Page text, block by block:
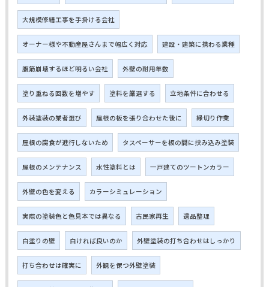
大規模修繕工事を手掛ける会社
オーナー様や不動産屋さんまで幅広く対応 建設・建築に携わる業種
腹筋崩壊するほど明るい会社 外壁の耐用年数
塗り重ねる回数を増やす 塗料を厳選する 立地条件に合わせる
外装塗装の業者選び 屋根の板を張り合わせた後に 縁切り作業
屋根の腐食が進行しないため タスペーサーを板の間に挟み込み塗装
屋根のメンテナンス 水性塗料とは 一戸建てのツートンカラー
外壁の色を変える カラーシミュレーション
実際の塗装色と色見本では異なる 古民家再生 遺品整理
白塗りの壁 白ければ良いのか 外壁塗装の打ち合わせはしっかり
打ち合わせは確実に 外観を保つ外壁塗装